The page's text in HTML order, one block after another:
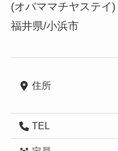
(オバママチヤステイ)
福井県/小浜市
住所
TEL